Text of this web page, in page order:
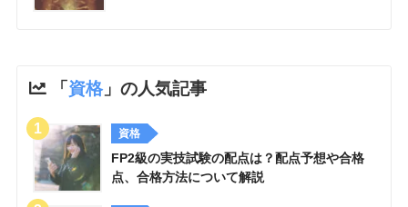
「資格」の人気記事
資格
FP2級の実技試験の配点は？配点予想や合格
点、合格方法について解説